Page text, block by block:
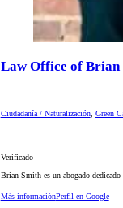
Law Office of Brian
Ciudadanía / Naturalización, Green
Verificado
Brian Smith es un abogado
Más informaciónPerfil en Google